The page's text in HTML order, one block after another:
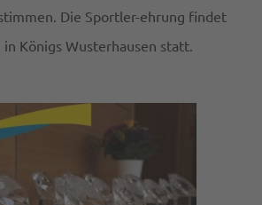
Die Sportler-ehrung findet
Königs Wusterhausen statt.